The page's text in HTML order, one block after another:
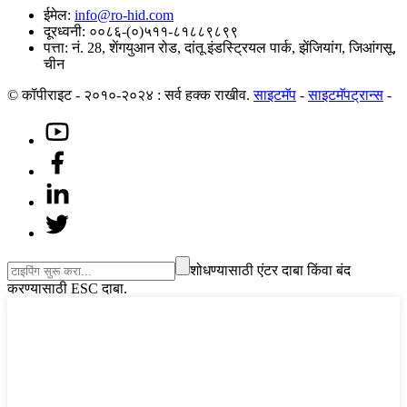
ईमेल: info@ro-hid.com
दूरध्वनी: ००८६-(०)५११-८१८८९८९९
पत्ता: नं. 28, शेंगयुआन रोड, दांतू इंडस्ट्रियल पार्क, झेंजियांग, जिआंगसू,
चीन
© कॉपीराइट - २०१०-२०२४ : सर्व हक्क राखीव.साइटमॅप -साइटमॅपट्रान्स -
शोधण्यासाठी एंटर दाबा किंवा बंद
करण्यासाठी ESC दाबा.